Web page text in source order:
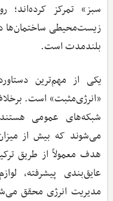
سبز» تمرکز
زیست‌محیطی ساختمان‌ها در
بلندمدت است.
یکی از مهم‌ترین
«انرژی‌مثبت» است.
شبکه‌های عمومی
می‌شوند که بیش از
هدف معمولاً از طریق
عایق‌بندی پیشرفته،
مدیریت انرژی محقق